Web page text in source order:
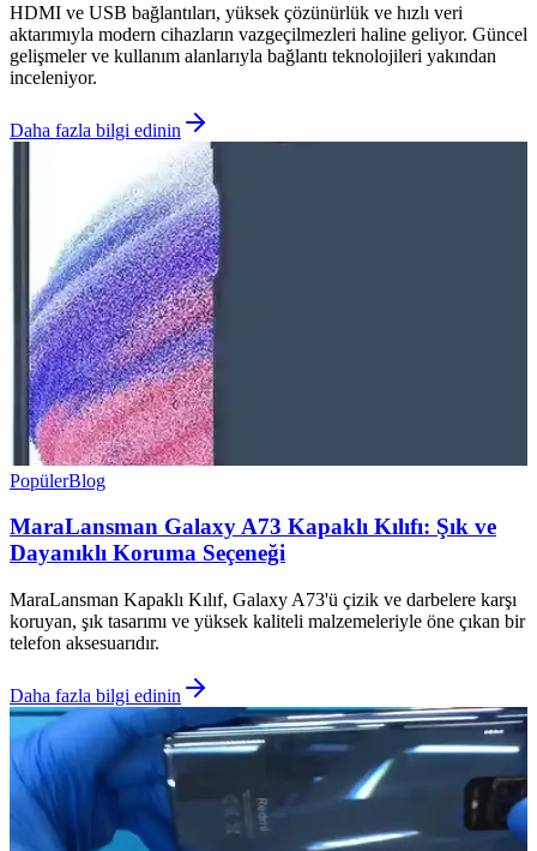
HDMI ve USB bağlantıları, yüksek çözünürlük ve hızlı veri
aktarımıyla modern cihazların vazgeçilmezleri haline geliyor. Güncel
gelişmeler ve kullanım alanlarıyla bağlantı teknolojileri yakından
inceleniyor.
Daha fazla bilgi edinin
PopülerBlog
MaraLansman Galaxy A73 Kapaklı Kılıfı: Şık ve
Dayanıklı Koruma Seçeneği
MaraLansman Kapaklı Kılıf, Galaxy A73'ü çizik ve darbelere karşı
koruyan, şık tasarımı ve yüksek kaliteli malzemeleriyle öne çıkan bir
telefon aksesuarıdır.
Daha fazla bilgi edinin